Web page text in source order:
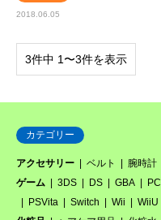
2018.06.05
3件中 1〜3件を表示
カテゴリー
アクセサリー ベルト
腕時計
ゲーム
3DS DS GBA PC
PSVita
Switch Wii WiiU